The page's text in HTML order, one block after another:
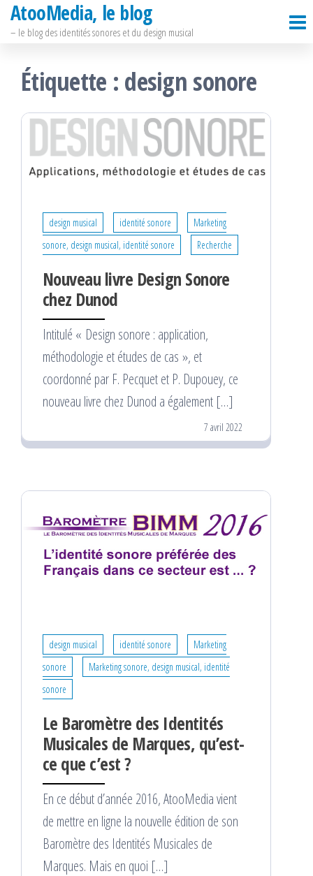
Passer
AtooMedia, le blog
– le blog des identités sonores et du design musical
Étiquette : design sonore
design musical identité sonore
Marketing
sonore, design musical, identité sonore
Recherche
Nouveau livre Design Sonore
chez Dunod
Intitulé « Design sonore : application,
méthodologie et études de cas », et
coordonné par F. Pecquet et P. Dupouey, ce
nouveau livre chez Dunod a également […]
7 avril 2022
design musical identité sonore
Marketing
sonore
Marketing sonore, design musical, identité
sonore
Le Baromètre des Identités
Musicales de Marques, qu’est-
ce que c’est ?
En ce début d’année 2016, AtooMedia vient
de mettre en ligne la nouvelle édition de son
Baromètre des Identités Musicales de
Marques. Mais en quoi […]